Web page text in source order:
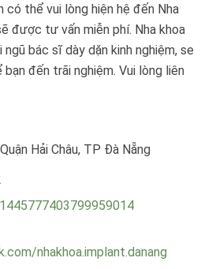
có thể vui lòng hiện hệ đến Nha
được tư vấn miễn phí. Nha khoa
bác sĩ dày dặn kinh nghiệm, se
đến trãi nghiệm. Vui lòng liên
Hải Châu, TP Đà Nẵng
nhakhoa.implant.danang